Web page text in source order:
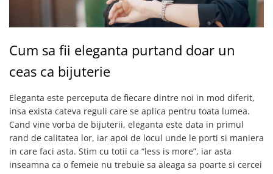
Cum sa fii eleganta purtand doar un
ceas ca bijuterie
Eleganta este perceputa de fiecare dintre noi in mod diferit,
insa exista cateva reguli care se aplica pentru toata lumea.
Cand vine vorba de bijuterii, eleganta este data in primul
rand de calitatea lor, iar apoi de locul unde le porti si maniera
in care faci asta. Stim cu totii ca “less is more”, iar asta
inseamna ca o femeie nu trebuie sa aleaga sa poarte si cercei